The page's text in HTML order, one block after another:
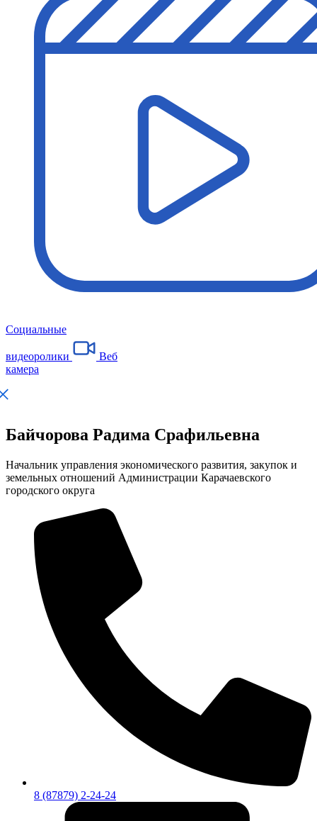
Социальные
видеоролики
Веб
камера
Байчорова Радима Срафильевна
Начальник управления экономического развития, закупок и
земельных отношений Администрации Карачаевского
городского округа
8 (87879) 2-24-24